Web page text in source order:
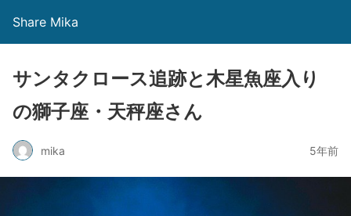
Share Mika
サンタクロース追跡と木星魚座入り
の獅子座・天秤座さん
mika 5年前